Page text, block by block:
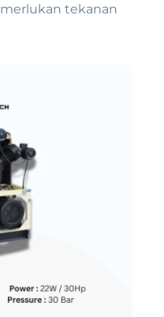
tekanan